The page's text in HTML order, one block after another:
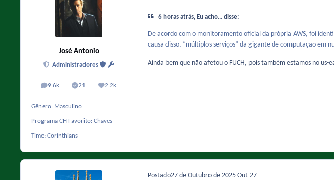
José Antonio
Administradores
9.6k
posts 21
Solutions 2.2k
Reputação
Gênero: Masculino
Programa CH Favorito: Chaves
Time: Corinthians
6 horas atrás, Eu acho... disse:
De acordo com o monitoramento oficial da própria AWS, foi
causa disso, “múltiplos serviços” da gigante de computação em
Ainda bem que não afetou o FUCH, pois também estamos no us-
Postado27 de Outubro de 2025 Out 27